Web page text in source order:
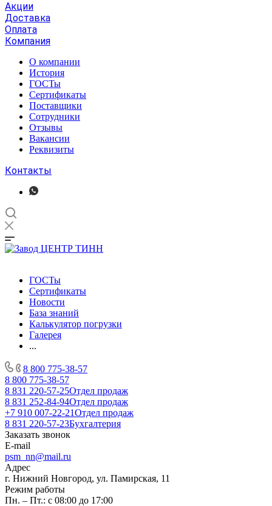
Акции
Доставка
Оплата
Компания
О компании
История
ГОСТы
Сертификаты
Поставщики
Сотрудники
Отзывы
Вакансии
Реквизиты
Контакты
ГОСТы
Сертификаты
Новости
База знаний
Калькулятор погрузки
Галерея
...
8 800 775-38-57
8 800 775-38-57
8 831 220-57-25Отдел продаж
8 831 252-84-94Отдел продаж
+7 910 007-22-21Отдел продаж
8 831 220-57-23Бухгалтерия
Заказать звонок
E-mail
psm_nn@mail.ru
Адрес
г. Нижний Новгород, ул. Памирская, 11
Режим работы
Пн. – Пт.: с 08:00 до 17:00